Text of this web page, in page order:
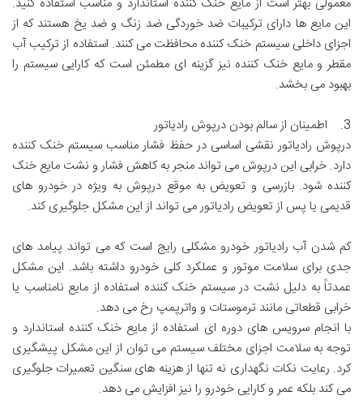
این مایع ها دارای ترکیبات ضد خوردگی ضد زنگ و ضد یخ هستند که از
اجزای داخلی سیستم خنک کننده محافظت می کنند. استفاده از ترکیب آب
مقطر و مایع خنک کننده نیز گزینه ای مطمئن است که کارایی سیستم را
بهبود می بخشد.
3. اطمینان از سالم بودن درپوش رادیاتور
درپوش رادیاتور نقشی اساسی در حفظ فشار مناسب سیستم خنک کننده
دارد. خرابی این درپوش می تواند منجر به کاهش فشار و نشت مایع خنک
کننده شود. بازرسی و تعویض به موقع درپوش به ویژه در خودرو های
قدیمی یا پس از تعویض رادیاتور می تواند از این مشکل جلوگیری کند.
کم شدن آب رادیاتور خودرو مشکلی رایج است که می تواند پیامد های
جدی برای سلامت موتور و عملکرد کلی خودرو داشته باشد. این مشکل
عمدتاً به دلیل نشت در سیستم خنک کننده استفاده از مایع نامناسب یا
خرابی قطعاتی مانند ترموستات و واترپمپ رخ می دهد.
با انجام سرویس های دوره ای استفاده از مایع خنک کننده استاندارد و
توجه به سلامت اجزای مختلف سیستم می توان از این مشکل پیشگیری
کرد. رعایت نکات نگهداری نه تنها از هزینه های سنگین تعمیرات جلوگیری
می کند بلکه عمر و کارایی خودرو را نیز افزایش می دهد.